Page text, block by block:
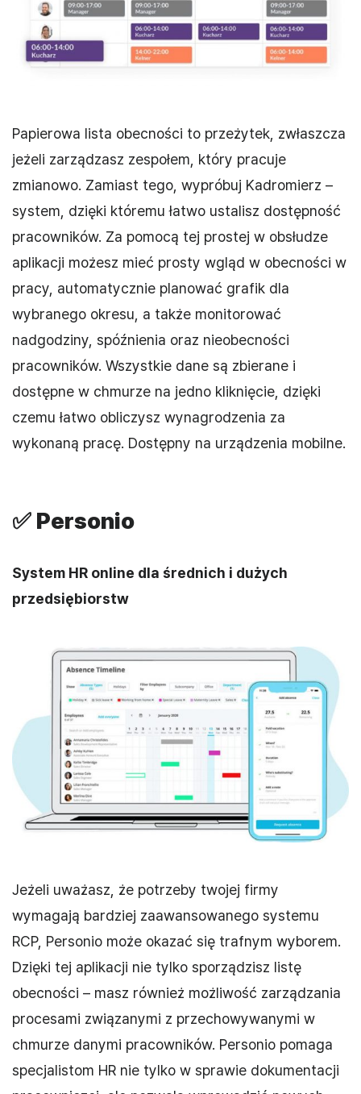
Papierowa lista obecności to przeżytek, zwłaszcza
jeżeli zarządzasz zespołem, który pracuje
zmianowo. Zamiast tego, wypróbuj Kadromierz –
system, dzięki któremu łatwo ustalisz dostępność
pracowników. Za pomocą tej prostej w obsłudze
aplikacji możesz mieć prosty wgląd w obecności w
pracy, automatycznie planować grafik dla
wybranego okresu, a także monitorować
nadgodziny, spóźnienia oraz nieobecności
pracowników. Wszystkie dane są zbierane i
dostępne w chmurze na jedno kliknięcie, dzięki
czemu łatwo obliczysz wynagrodzenia za
wykonaną pracę. Dostępny na urządzenia mobilne.
✅ Personio
System HR online dla średnich i dużych
przedsiębiorstw
Jeżeli uważasz, że potrzeby twojej firmy
wymagają bardziej zaawansowanego systemu
RCP, Personio może okazać się trafnym wyborem.
Dzięki tej aplikacji nie tylko sporządzisz listę
obecności – masz również możliwość zarządzania
procesami związanymi z przechowywanymi w
chmurze danymi pracowników. Personio pomaga
specjalistom HR nie tylko w sprawie dokumentacji